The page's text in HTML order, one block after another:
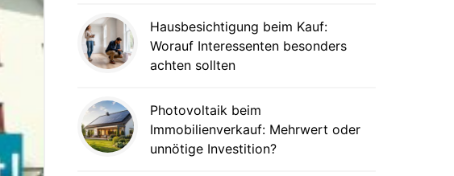
Hausbesichtigung beim Kauf:
Worauf Interessenten besonders
achten sollten
Photovoltaik beim
Immobilienverkauf: Mehrwert oder
unnötige Investition?